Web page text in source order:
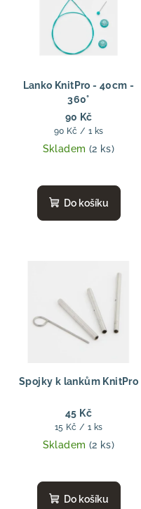
Lanko KnitPro - 40cm -
360°
90 Kč
Měrná
cena:
90 Kč / 1 ks
Skladem (2 ks)
Do košíku
Spojky k lankům KnitPro
45 Kč
Měrná
cena:
15 Kč / 1 ks
Skladem (2 ks)
Do košíku